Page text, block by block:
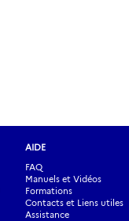
AIDE
FAQ
Manuels et Vidéos
Formations
Contacts et Liens utiles
Assistance